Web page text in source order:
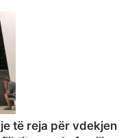
të reja për